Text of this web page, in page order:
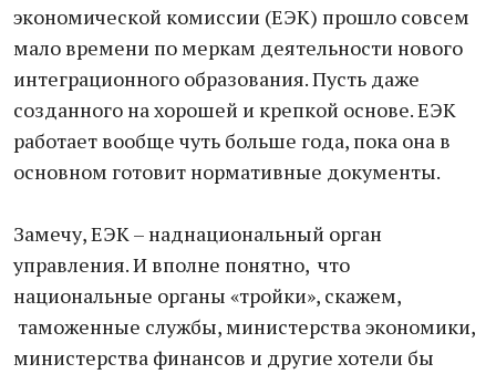
экономической комиссии (ЕЭК) прошло совсем
мало времени по меркам деятельности нового
интеграционного образования. Пусть даже
созданного на хорошей и крепкой основе. ЕЭК
работает вообще чуть больше года, пока она в
основном готовит нормативные документы.
Замечу, ЕЭК – наднациональный орган
управления. И вполне понятно, что
национальные органы «тройки», скажем,
таможенные службы, министерства экономики,
министерства финансов и другие хотели бы